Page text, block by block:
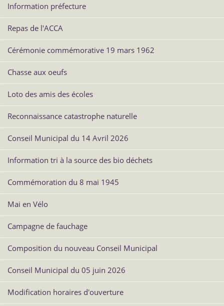
Information préfecture
Repas de l'ACCA
Cérémonie commémorative 19 mars 1962
Chasse aux oeufs
Loto des amis des écoles
Reconnaissance catastrophe naturelle
Conseil Municipal du 14 Avril 2026
Information tri à la source des bio déchets
Commémoration du 8 mai 1945
Mai en Vélo
Campagne de fauchage
Composition du nouveau Conseil Municipal
Conseil Municipal du 05 juin 2026
Modification horaires d'ouverture